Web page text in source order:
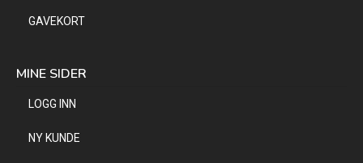
GAVEKORT
MINE SIDER
LOGG INN
NY KUNDE